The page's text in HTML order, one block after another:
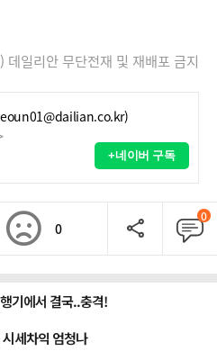
일리안 무단전재 및 재배포 금지
+네이버 구독
0
0